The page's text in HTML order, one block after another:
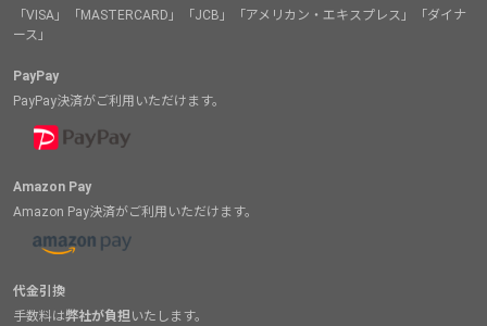
「VISA」「MASTERCARD」「JCB」「アメリカン・エキスプレス」「ダイナ
ース」
PayPay
PayPay決済がご利用いただけます。
Amazon Pay
Amazon Pay決済がご利用いただけます。
代金引換
手数料は弊社が負担いたします。